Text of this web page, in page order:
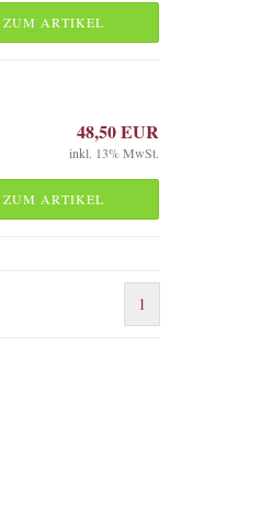
ZUM ARTIKEL
48,50 EUR
inkl. 13% MwSt.
ZUM ARTIKEL
1